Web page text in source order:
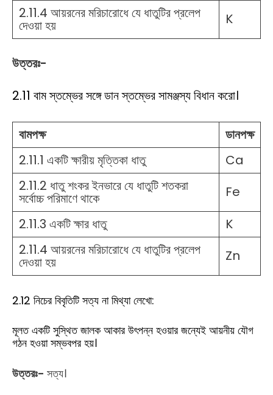
2.11.4 আয়রনের মরিচারোধে যে ধাতুটির প্রলেপ
দেওয়া হয় K
উত্তরঃ-
2.11 বাম স্তম্ভের সঙ্গে ডান স্তম্ভের সামঞ্জস্য বিধান করো।
বামপক্ষ
ডানপক্ষ
2.11.1 একটি ক্ষারীয় মৃত্তিকা ধাতু
Ca
2.11.2 ধাতু শংকর ইনভারে যে ধাতুটি শতকরা
সর্বোচ্চ পরিমাণে থাকে
Fe
2.11.3 একটি ক্ষার ধাতু
K
2.11.4 আয়রনের মরিচারোধে যে ধাতুটির প্রলেপ
দেওয়া হয় Zn
2.12 নিচের বিবৃতিটি সত্য না মিথ্যা লেখো:
মূলত একটি সুস্থিত জালক আকার উৎপন্ন হওয়ার জন্যেই আয়নীয় যৌগ
গঠন হওয়া সম্ভবপর হয়।
উত্তরঃ- সত্য।